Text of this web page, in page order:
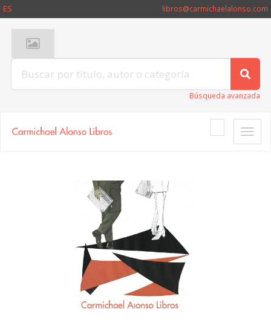
ES libros@carmichaelalonso.com
Búsqueda avanzada
Toggle